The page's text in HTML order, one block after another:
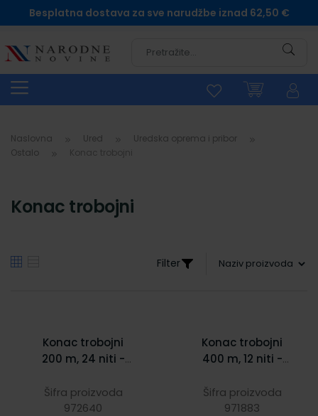
Besplatna dostava za sve narudžbe iznad 62,50 €
Naslovna Ured
Uredska oprema i pribor
Ostalo
Konac trobojni
Filter
Konac trobojni
200 m, 24 niti -
Šifra proizvoda
972640
Konac trobojni
400 m, 12 niti -
Šifra proizvoda
971883